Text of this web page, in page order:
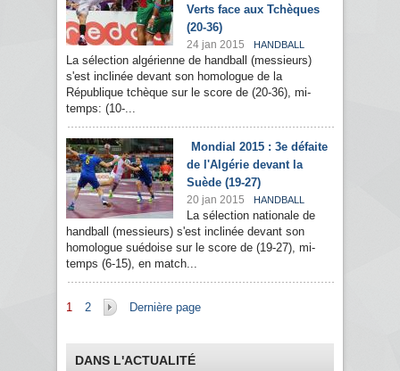
Verts face aux Tchèques
(20-36)
24 jan 2015 HANDBALL
La sélection algérienne de handball (messieurs)
s'est inclinée devant son homologue de la
République tchèque sur le score de (20-36), mi-
temps: (10-...
Mondial 2015 : 3e défaite
de l'Algérie devant la
Suède (19-27)
20 jan 2015 HANDBALL
La sélection nationale de
handball (messieurs) s'est inclinée devant son
homologue suédoise sur le score de (19-27), mi-
temps (6-15), en match...
Pages
1 2 Dernière page
DANS L'ACTUALITÉ